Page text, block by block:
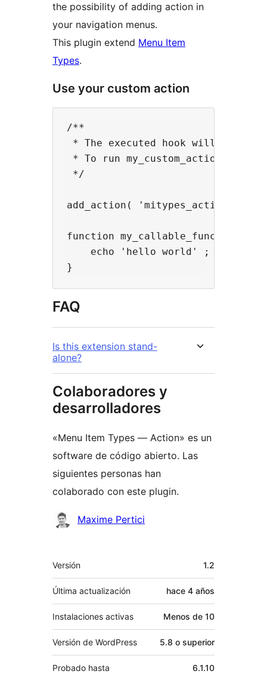
the possibility of adding action in
your navigation menus.
This plugin extend Menu Item
Types.
Use your custom action
/**
* The executed hook will be
* To run
*/
add_action(
function my_callable_function(
    echo 'hello world' ;
FAQ
Is this extension stand-
alone?
Colaboradores y
desarrolladores
«Menu Item Types — Action» es un
software de código abierto. Las
siguientes personas han
colaborado con este plugin.
Colaboradores
Maxime Pertici
Meta
Versión 1.2
Última actualización hace 4 años
Instalaciones activas Menos de 10
Versión de WordPress 5.8 o superior
Probado hasta 6.1.10